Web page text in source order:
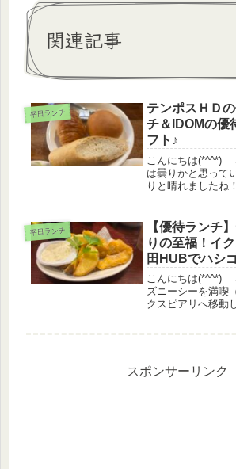
関連記事
平日ランチ
テンポスＨＤ
チ＆IDOMの優
フト♪
こんにちは(*^^*)
は曇りかと思って
りと晴れましたね
日、平日ランチで
ま 鶴見店」へ行
平日ランチ
【優待ランチ
りの至福！イ
田HUBでハシ
こんにちは(*^^*)
ズニーシーを満喫
クスピアリへ移動
スポンサーリンク